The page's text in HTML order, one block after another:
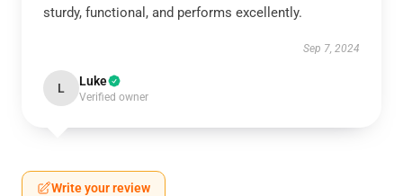
sturdy, functional, and performs excellently.
Sep 7, 2024
L Luke
Verified owner
Write your review